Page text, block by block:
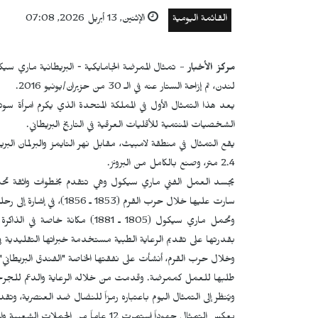
القائمة اليومية الإثنين, 13 أبريل 2026, 07:08
مركز الأخبار- تمثال الممرضة الجامايكية ‑ البريطانية
لندن، تم إزاحة الستار عنه في الـ 30 من حزيران/يونيو 2016.
يعد هذا التمثال الأول في المملكة المتحدة الذي يكرم
الشخصيات المنتمية للأقليات العرقية في التاريخ البريطاني.
يقع التمثال في منطقة لامبيث، مقابل نهر التايمز والبرلمان
2.4 متر، وصنع بالكامل من البرونز.
يجسد العمل الفني ماري سيكول وهي تتقدم بخطوات واثقة
سارت عليها خلال حرب القرم (1853 ـ 1856)، في إشارة إلى رحلتها الشجاعة ودورها الإنساني في مداواة الجرحى.
وتحمل ماري سيكول (1805 ـ
بقدرتها على تقديم الرعاية الطبية مستخدمة خبراتها
طلبها للعمل كممرضة. وقدمت من خلاله الرعاية والدعم للجرحى،
ويُنظر إلى التمثال اليوم باعتباره رمزاً للنضال ضد العنصرية،